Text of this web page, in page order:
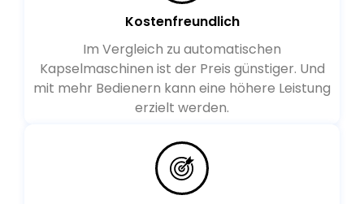
Kostenfreundlich
Im Vergleich zu automatischen
Kapselmaschinen ist der Preis günstiger. Und
mit mehr Bedienern kann eine höhere Leistung
erzielt werden.